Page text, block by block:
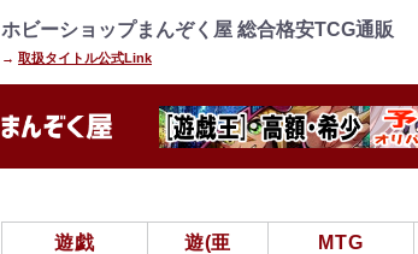
=================================
ホビーショップまんぞく屋 総合格安TCG通販
→ 取扱タイトル公式Link まんぞ
遊戯 遊(亜 MTG